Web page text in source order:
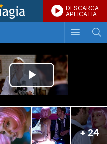
DESCARCA
APLICATIA
+ 24